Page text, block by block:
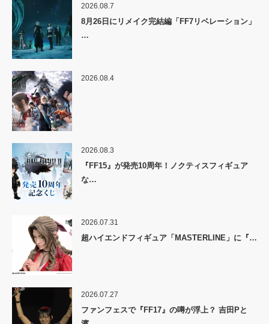
2026.08.7
8月26日にリメイク完結編「FF7リベレーション」
…
2026.08.4
2026.08.3
『FF15』が発売10周年！ノクティスフィギュア
な…
2026.07.31
超ハイエンドフィギュア「MASTERLINE」に『…
2026.07.27
ファンフェスで『FF17』の噂が浮上？ 吉田Pと